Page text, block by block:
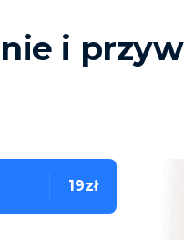
i
19zł